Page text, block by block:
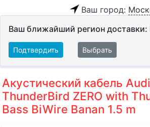
Ваш город:
Ваш ближайший регион доставки:
Подтвердить Выбрать
Акустический кабель
ThunderBird ZERO with
Bass BiWire Banan 1.5 m